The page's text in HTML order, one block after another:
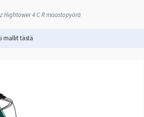
Hightower 4 C R maastopyörä
mallittästä